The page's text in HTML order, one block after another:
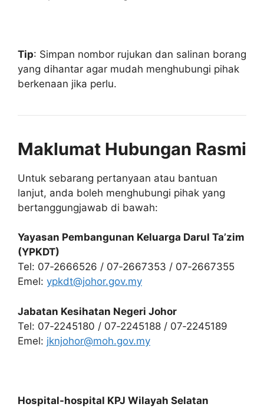
Tip: Simpan nombor rujukan dan salinan borang
yang dihantar agar mudah menghubungi pihak
berkenaan jika perlu.
Maklumat Hubungan Rasmi
Untuk sebarang pertanyaan atau bantuan
lanjut, anda boleh menghubungi pihak yang
bertanggungjawab di bawah:
Yayasan Pembangunan Keluarga Darul Ta’zim
(YPKDT)
Tel: 07‑2666526 / 07‑2667353 / 07‑2667355
Emel: ypkdt@johor.gov.my
Jabatan Kesihatan Negeri Johor
Tel: 07‑2245180 / 07‑2245188 / 07‑2245189
Emel: jknjohor@moh.gov.my
Hospital-hospital KPJ Wilayah Selatan